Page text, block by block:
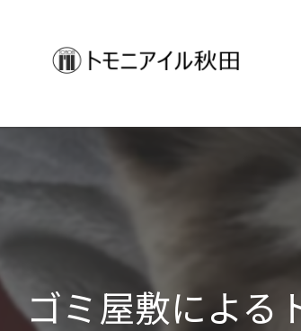
ゴミ屋敷による